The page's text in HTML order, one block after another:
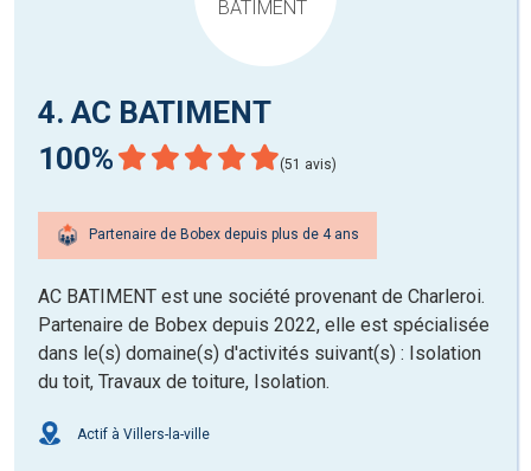
4. AC BATIMENT
100%
(51 avis)
Partenaire de Bobex depuis plus de 4 ans
AC BATIMENT est une société provenant de Charleroi.
Partenaire de Bobex depuis 2022, elle est spécialisée
dans le(s) domaine(s) d'activités suivant(s) : Isolation
du toit, Travaux de toiture, Isolation.
Actif à Villers-la-ville